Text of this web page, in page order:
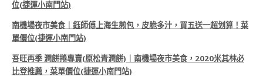
位(捷運小南門站)
南機場夜市美食｜鈺師傅上海生煎包，皮脆多汁，買五送一超划算！菜
單價位(捷運小南門站)
吾旺再季 潤餅捲專賣(原松青潤餅)｜南機場夜市美食，2020米其林必
比登推薦，菜單價位(捷運小南門站)